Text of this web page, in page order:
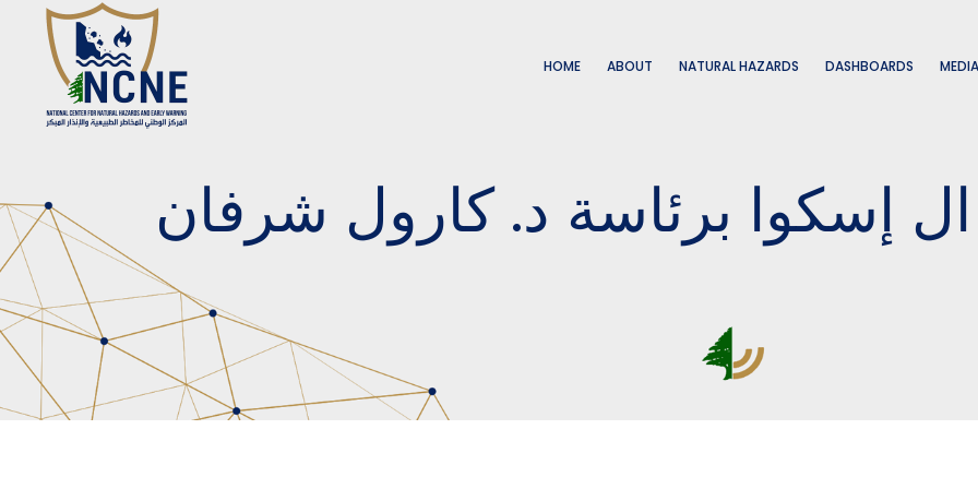
HOME ABOUT NATURAL HAZARDS DASHBOARDS MEDIA
إسكوا برئاسة د. كارول شرفان